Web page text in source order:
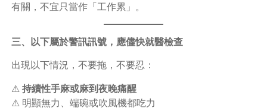
有關，不宜只當作「工作累」。
三、以下屬於警訊訊號，應儘快就醫檢查
出現以下情況，不要拖，不要忍：
⚠ 持續性手麻或麻到夜晚痛醒
⚠ 明顯無力、端碗或吹風機都吃力